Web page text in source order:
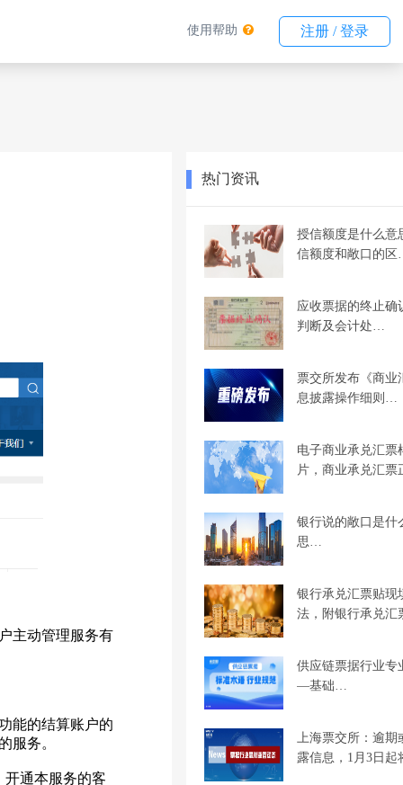
使用帮助 注册 / 登录
主动管理服务有
能的结算账户的
服务。
通本服务的客
热门资讯
授信额度是什么意
信额度和敞口的
应收票据的终止确
判断及会计处…
票交所发布《商业
息披露操作细则…
电子商业承兑汇票
片，商业承兑汇
银行说的敞口是什
思…
银行承兑汇票贴现
法，附银行承兑
供应链票据行业专
—基础…
上海票交所：逾期
露信息，1月3日